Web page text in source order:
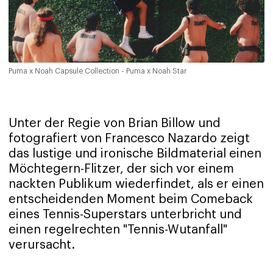
Puma x Noah Capsule Collection - Puma x Noah Star
Unter der Regie von Brian Billow und
fotografiert von Francesco Nazardo zeigt
das lustige und ironische Bildmaterial einen
Möchtegern-Flitzer, der sich vor einem
nackten Publikum wiederfindet, als er einen
entscheidenden Moment beim Comeback
eines Tennis-Superstars unterbricht und
einen regelrechten "Tennis-Wutanfall"
verursacht.